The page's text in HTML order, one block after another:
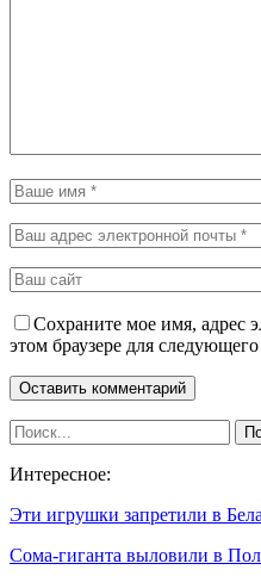
Сохраните мое имя, адрес
этом браузере для
Интересное:
Эти игрушки запретили в
Сома-гиганта выловили в